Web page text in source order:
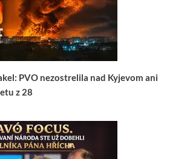
PVO nezostrelila nad Kyjevom ani
z 28